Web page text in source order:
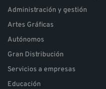
Administración y gestión
Artes Gráficas
Autónomos
Gran Distribución
Servicios a empresas
Educación